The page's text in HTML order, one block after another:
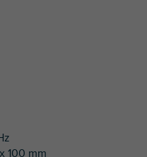
100 mm